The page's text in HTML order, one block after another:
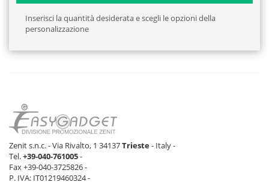
Inserisci la quantità desiderata e scegli le opzioni della
personalizzazione
Zenit s.n.c. - Via Rivalto, 1 34137Trieste- Italy -
Tel.+39-040-761005-
Fax +39-040-3725826 -
P. IVA: IT01219460324 -